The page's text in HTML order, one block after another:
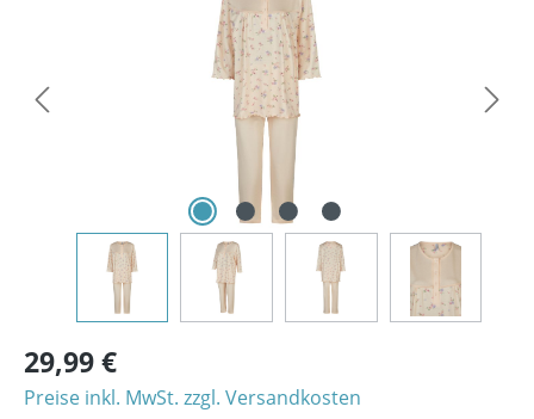
29,99 €
Preise inkl. MwSt. zzgl. Versandkosten